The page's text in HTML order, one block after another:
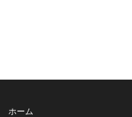
ホーム